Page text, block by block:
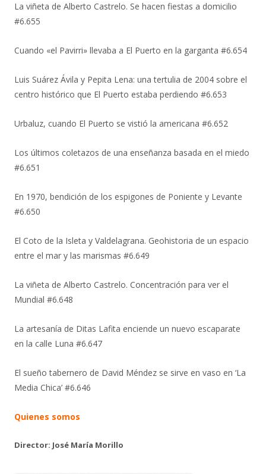
La viñeta de Alberto Castrelo. Se hacen fiestas a domicilio
#6.655
Cuando «el Pavirri» llevaba a El Puerto en la garganta #6.654
Luis Suárez Ávila y Pepita Lena: una tertulia de 2004 sobre el
centro histórico que El Puerto estaba perdiendo #6.653
Urbaluz, cuando El Puerto se vistió la americana #6.652
Los últimos coletazos de una enseñanza basada en el miedo
#6.651
En 1970, bendición de los espigones de Poniente y Levante
#6.650
El Coto de la Isleta y Valdelagrana. Geohistoria de un espacio
entre el mar y las marismas #6.649
La viñeta de Alberto Castrelo. Concentración para ver el
Mundial #6.648
La artesanía de Ditas Lafita enciende un nuevo escaparate
en la calle Luna #6.647
El sueño tabernero de David Méndez se sirve en vaso en ‘La
Media Chica’ #6.646
Quienes somos
Director: José María Morillo